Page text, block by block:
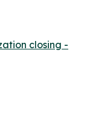
closing -